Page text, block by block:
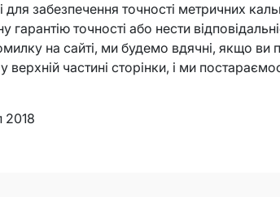
забезпечення точності метричних
точності або нести
на сайті, ми будемо вдячні, якщо ви
частині сторінки, і ми
2018